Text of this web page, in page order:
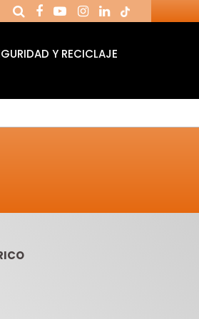
Y RECICLAJE